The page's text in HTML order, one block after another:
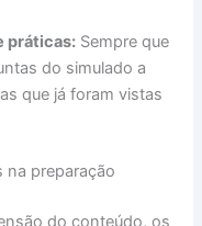
práticas: Sempre que
do simulado a
que já foram vistas
na preparação
do conteúdo, os